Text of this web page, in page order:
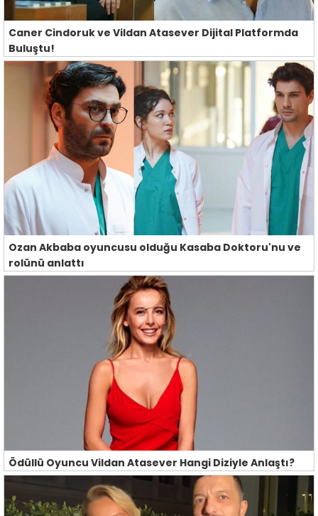
Caner Cindoruk ve Vildan Atasever Dijital Platformda
Buluştu!
Ozan Akbaba oyuncusu olduğu Kasaba Doktoru'nu ve
rolünü anlattı
Ödüllü Oyuncu Vildan Atasever Hangi Diziyle Anlaştı?